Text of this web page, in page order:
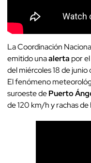
La Coordinación
emitido unaalerta por el
del miércoles 18 de
El fenómeno
suroeste dePuerto
de 120 km/h y rachas